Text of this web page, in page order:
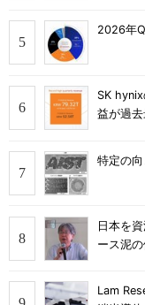
2026年
SK
益が過
特定の
日本を
ース泥
Lam